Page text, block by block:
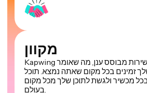
מקוון
Kapwing הוא שירות מבוסס ענן, מה שאומר
זמינים בכל מקום שאתה נמצא. תוכל
מכשיר ולגשת לתוכן שלך מכל מקום